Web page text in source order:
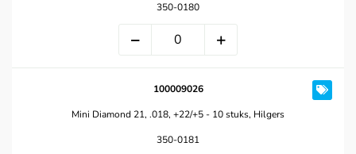
350-0180
100009026
Mini Diamond 21, .018, +22/+5 - 10 stuks, Hilgers
350-0181